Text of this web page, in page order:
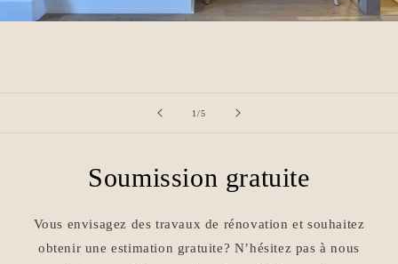
1/of
5
Soumission gratuite
Vous envisagez des travaux de rénovation et souhaitez
obtenir une estimation gratuite? N’hésitez pas à nous